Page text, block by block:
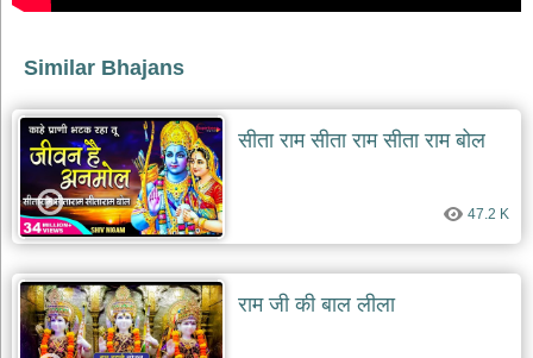
गुरुदेव
भजन
gurudev
bhajans
विविध
भजन
miscellaneous
bhajans
विष्णु
भजन
vishnu
bhajans
Similar Bhajans
सीता राम सीता राम सीता राम बोल
47.2 K
राम जी की बाल लीला